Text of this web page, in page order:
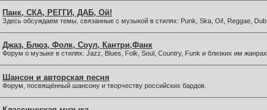
Панк, СКА, РЕГГИ, ДАБ, Ой!
Здесь обсуждаем темы, связанные с музыкой в стилях: Punk, Ska, Oi!, Reggae, Dub.
Джаз, Блюз, Фолк, Соул, Кантри,Фанк
Форум о музыке в стилях: Jazz, Blues, Folk, Soul, Country, Funk и близких им жанрах.
Шансон и авторская песня
Форум, посвящённый шансону и творчеству российских бардов.